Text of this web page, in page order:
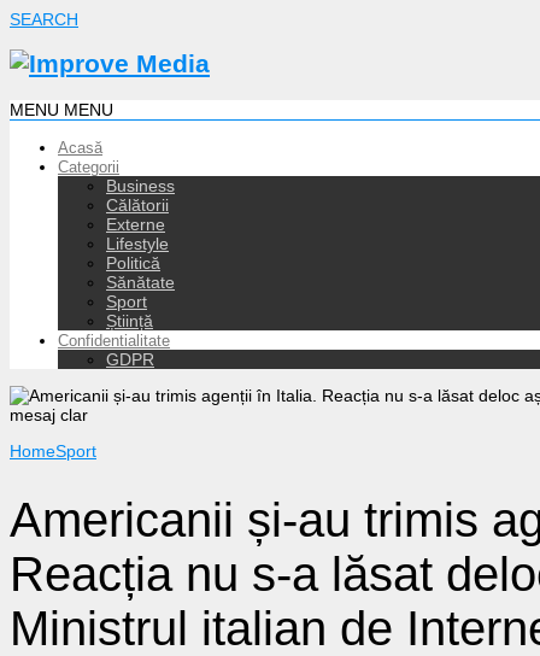
SEARCH
MENU MENU
Acasă
Categorii
Business
Călătorii
Externe
Lifestyle
Politică
Sănătate
Sport
Știință
Confidentialitate
GDPR
HomeSport
Americanii și-au trimis
Reacția nu s-a lăsat
Ministrul italian de